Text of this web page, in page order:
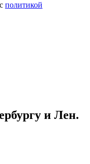
политикой
и Лен.